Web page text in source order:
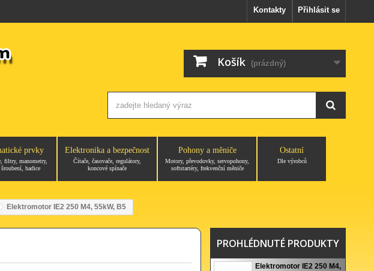
Přihlásit se
Kontakty
Košík (prázdný)
prvky
filtry, manometry,
hadice
Elektronika a bezpečnost
Čítače, časovače, regulátory,
koncové spínače
Pohony a měniče
Motory, převodovky, servopohony,
softstartéry, frekvenční měniče
Ostatní
Dle výrobců
Elektromotor IE2 250 M4, 55kW, B5
PROHLÉDNUTÉ PRODUKTY
Elektromotor IE2 250 M4,